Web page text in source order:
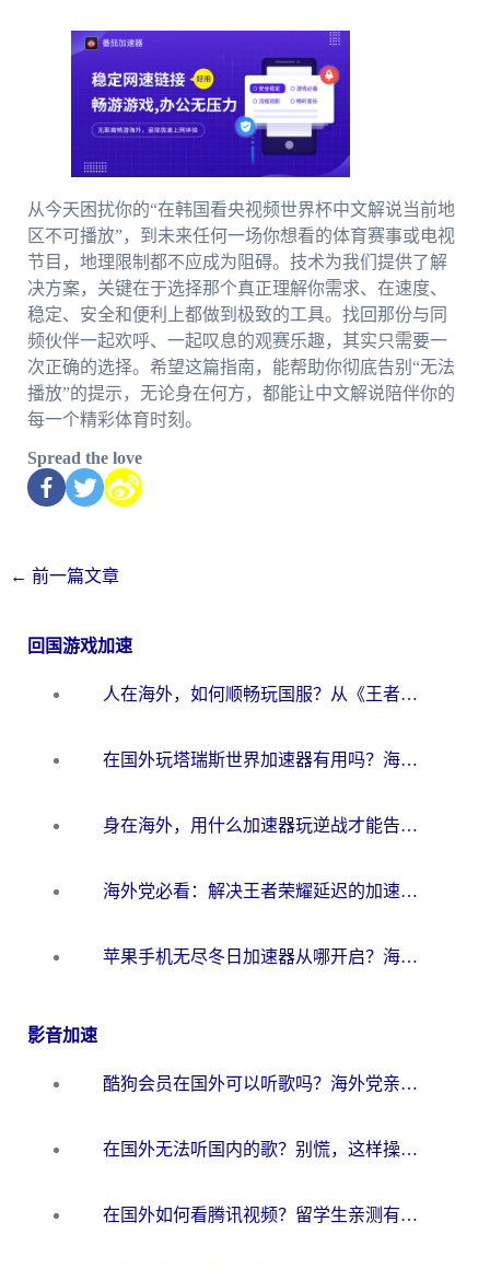
从今天困扰你的“在韩国看央视频世界杯中文解说当前地
区不可播放”，到未来任何一场你想看的体育赛事或电视
节目，地理限制都不应成为阻碍。技术为我们提供了解
决方案，关键在于选择那个真正理解你需求、在速度、
稳定、安全和便利上都做到极致的工具。找回那份与同
频伙伴一起欢呼、一起叹息的观赛乐趣，其实只需要一
次正确的选择。希望这篇指南，能帮助你彻底告别“无法
播放”的提示，无论身在何方，都能让中文解说陪伴你的
每一个精彩体育时刻。
Spread the love
← 前一篇文章
回国游戏加速
人在海外，如何顺畅玩国服？从《王者荣耀》到《云图计划》的加速器终极指南
在国外玩塔瑞斯世界加速器有用吗？海外玩家亲测后的真实答案
身在海外，用什么加速器玩逆战才能告别延迟？
海外党必看：解决王者荣耀延迟的加速器终极指南——从EVE到猫和老鼠，一个工具全搞定
苹果手机无尽冬日加速器从哪开启？海外玩家的冬日生存指南
影音加速
酷狗会员在国外可以听歌吗？海外党亲测有效：3步解决音乐权限难题
在国外无法听国内的歌？别慌，这样操作就能畅听QQ音乐（附亲测加速器推荐）
在国外如何看腾讯视频？留学生亲测有效的回国加速方案